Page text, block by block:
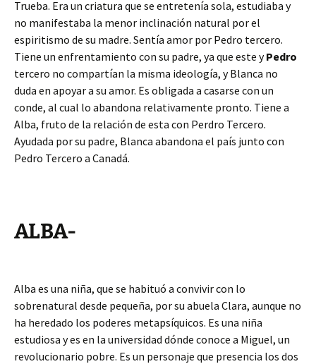
Trueba. Era un criatura que se entretenía sola, estudiaba y
no manifestaba la menor inclinación natural por el
espiritismo de su madre. Sentía amor por Pedro tercero.
Tiene un enfrentamiento con su padre, ya que este yPedro
tercero no compartían la misma ideología, y Blanca no
duda en apoyar a su amor. Es obligada a casarse con un
conde, al cual lo abandona relativamente pronto. Tiene a
Alba, fruto de la relación de esta con Perdro Tercero.
Ayudada por su padre, Blanca abandona el país junto con
Pedro Tercero a Canadá.
ALBA-
Alba es una niña, que se habituó a convivir con lo
sobrenatural desde pequeña, por su abuela Clara, aunque no
ha heredado los poderes metapsíquicos. Es una niña
estudiosa y es en la universidad dónde conoce a Miguel, un
revolucionario pobre. Es un personaje que presencia los dos